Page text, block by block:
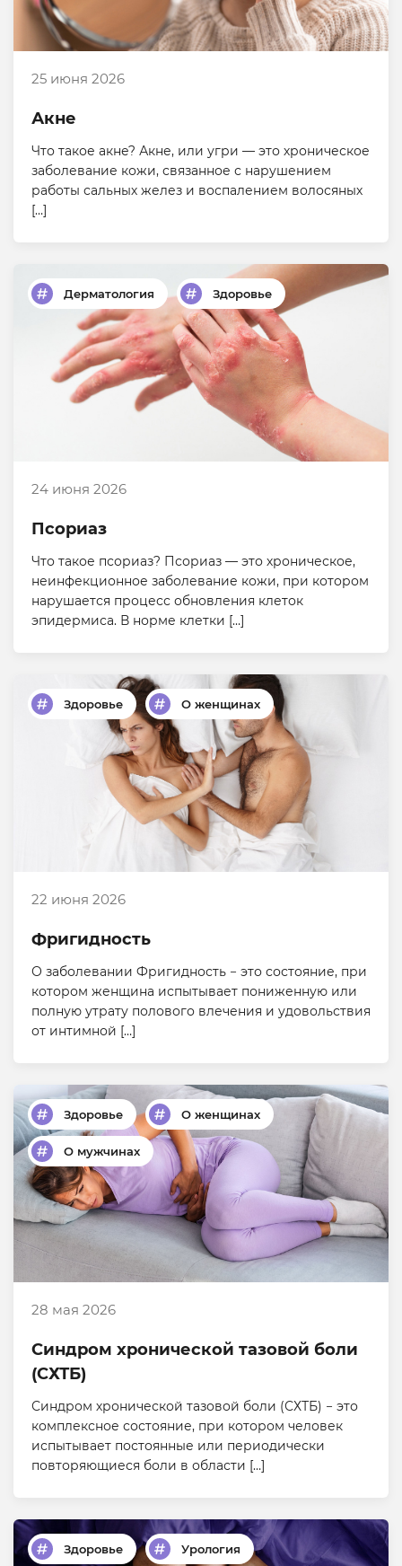
25 июня 2026
Акне
Что такое акне? Акне, или угри — это хроническое
заболевание кожи, связанное с нарушением
работы сальных желез и воспалением волосяных
[…]
Дерматология Здоровье
24 июня 2026
Псориаз
Что такое псориаз? Псориаз — это хроническое,
неинфекционное заболевание кожи, при котором
нарушается процесс обновления клеток
эпидермиса. В норме клетки […]
Здоровье О женщинах
22 июня 2026
Фригидность
О заболевании Фригидность − это состояние, при
котором женщина испытывает пониженную или
полную утрату полового влечения и удовольствия
от интимной […]
Здоровье О женщинах
О мужчинах
28 мая 2026
Синдром хронической тазовой боли
(СХТБ)
Синдром хронической тазовой боли (СХТБ) − это
комплексное состояние, при котором человек
испытывает постоянные или периодически
повторяющиеся боли в области […]
Здоровье Урология